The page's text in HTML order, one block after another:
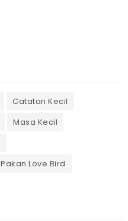
Catatan Kecil
Masa Kecil
Pakan Love Bird